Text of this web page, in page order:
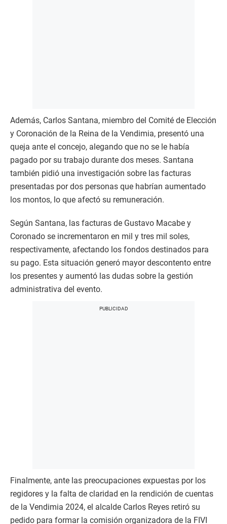
Además, Carlos Santana, miembro del Comité de Elección
y Coronación de la Reina de la Vendimia, presentó una
queja ante el concejo, alegando que no se le había
pagado por su trabajo durante dos meses. Santana
también pidió una investigación sobre las facturas
presentadas por dos personas que habrían aumentado
los montos, lo que afectó su remuneración.
Según Santana, las facturas de Gustavo Macabe y
Coronado se incrementaron en mil y tres mil soles,
respectivamente, afectando los fondos destinados para
su pago. Esta situación generó mayor descontento entre
los presentes y aumentó las dudas sobre la gestión
administrativa del evento.
Finalmente, ante las preocupaciones expuestas por los
regidores y la falta de claridad en la rendición de cuentas
de la Vendimia 2024, el alcalde Carlos Reyes retiró su
pedido para formar la comisión organizadora de la FIVI